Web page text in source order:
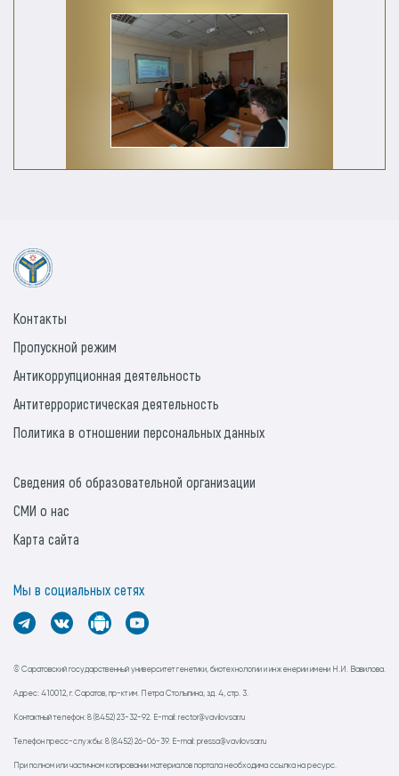
© Саратовский государственный университет генетики, биотехнологии и инженерии имени Н.И. Вавилова.
Адрес: 410012, г. Саратов, пр-кт им. Петра Столыпина, зд. 4, стр. 3.
Контактный телефон: 8 (8452) 23-32-92. E-mail: rector@vavilovsar.ru
Телефон пресс-службы: 8 (8452) 26-06-39. E-mail: pressa@vavilovsar.ru
При полном или частичном копировании материалов портала необходима ссылка на ресурс.
Контакты
Пропускной режим
Антикоррупционная деятельность
Антитеррористическая деятельность
Политика в отношении персональных данных
Сведения об образовательной организации
СМИ о нас
Карта сайта
Мы в социальных сетях